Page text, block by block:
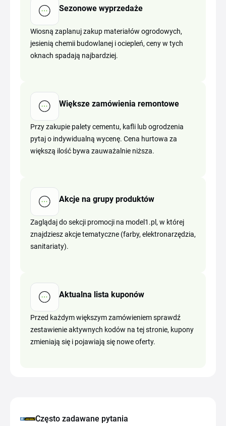
Sezonowe wyprzedaże
Wiosną zaplanuj zakup materiałów ogrodowych,
jesienią chemii budowlanej i ociepleń, ceny w tych
oknach spadają najbardziej.
Większe zamówienia remontowe
Przy zakupie palety cementu, kafli lub ogrodzenia
pytaj o indywidualną wycenę. Cena hurtowa za
większą ilość bywa zauważalnie niższa.
Akcje na grupy produktów
Zaglądaj do sekcji promocji na model1.pl, w której
znajdziesz akcje tematyczne (farby, elektronarzędzia,
sanitariaty).
Aktualna lista kuponów
Przed każdym większym zamówieniem sprawdź
zestawienie aktywnych kodów na tej stronie, kupony
zmieniają się i pojawiają się nowe oferty.
Często zadawane pytania